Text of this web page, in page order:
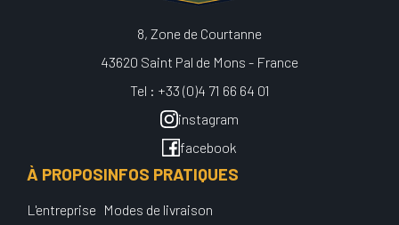
8, Zone de Courtanne
43620 Saint Pal de Mons - France
Tel : +33 (0)4 71 66 64 01
instagram
facebook
À PROPOS
L'entreprise
INFOS PRATIQUES
Modes de livraison